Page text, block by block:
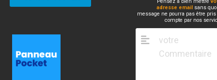
Pensez à bien mettre
adresse email sans
message ne pourra pas être
compte par nos